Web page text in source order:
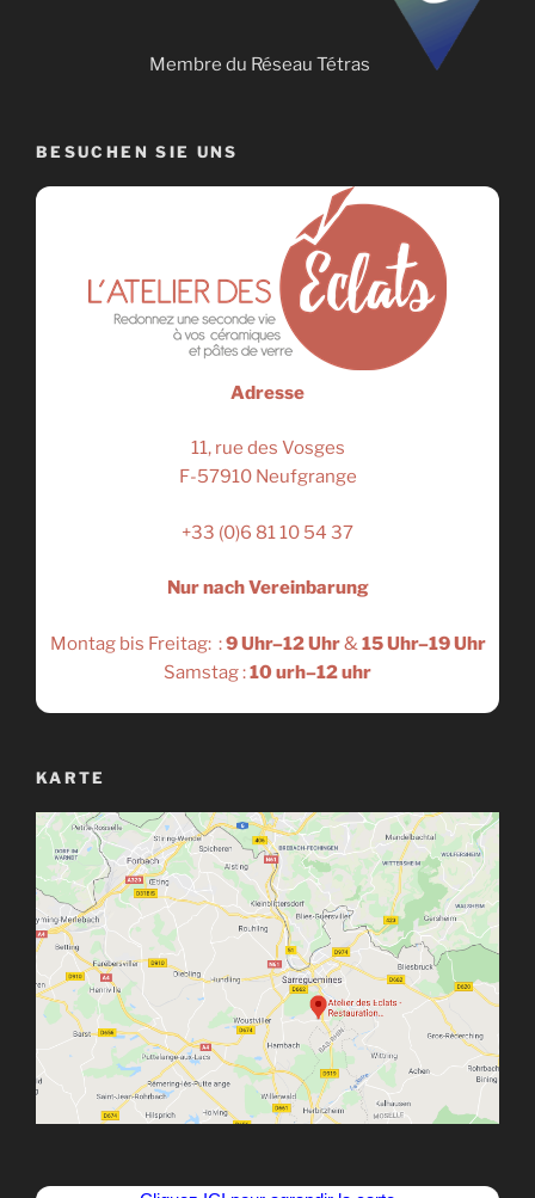
Membre du Réseau Tétras
BESUCHEN SIE UNS
Adresse
11, rue des Vosges
F-57910 Neufgrange
+33 (0)6 81 10 54 37
Nur nach Vereinbarung
Montag bis Freitag: :9 Uhr–12 Uhr&15 Uhr–19 Uhr
Samstag :10 urh–12 uhr
KARTE